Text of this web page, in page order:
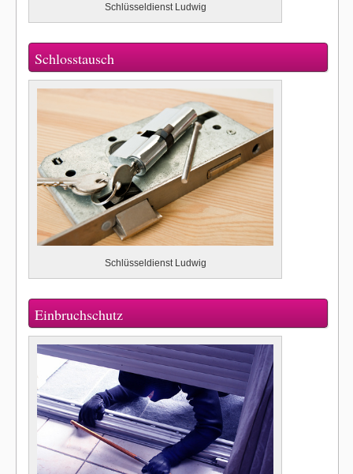
Schlüsseldienst Ludwig
Schlosstausch
Schlüsseldienst Ludwig
Einbruchschutz